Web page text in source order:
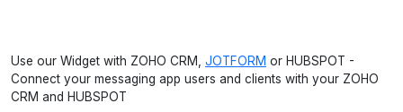
Use our Widget with ZOHO CRM, JOTFORM or HUBSPOT -
Connect your messaging app users and clients with your ZOHO
CRM and HUBSPOT